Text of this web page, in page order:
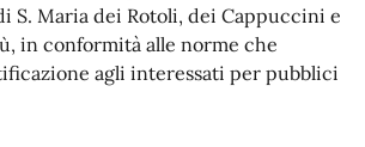
S. Maria dei Rotoli, dei Cappuccini e
in conformità alle norme che
agli interessati per pubblici